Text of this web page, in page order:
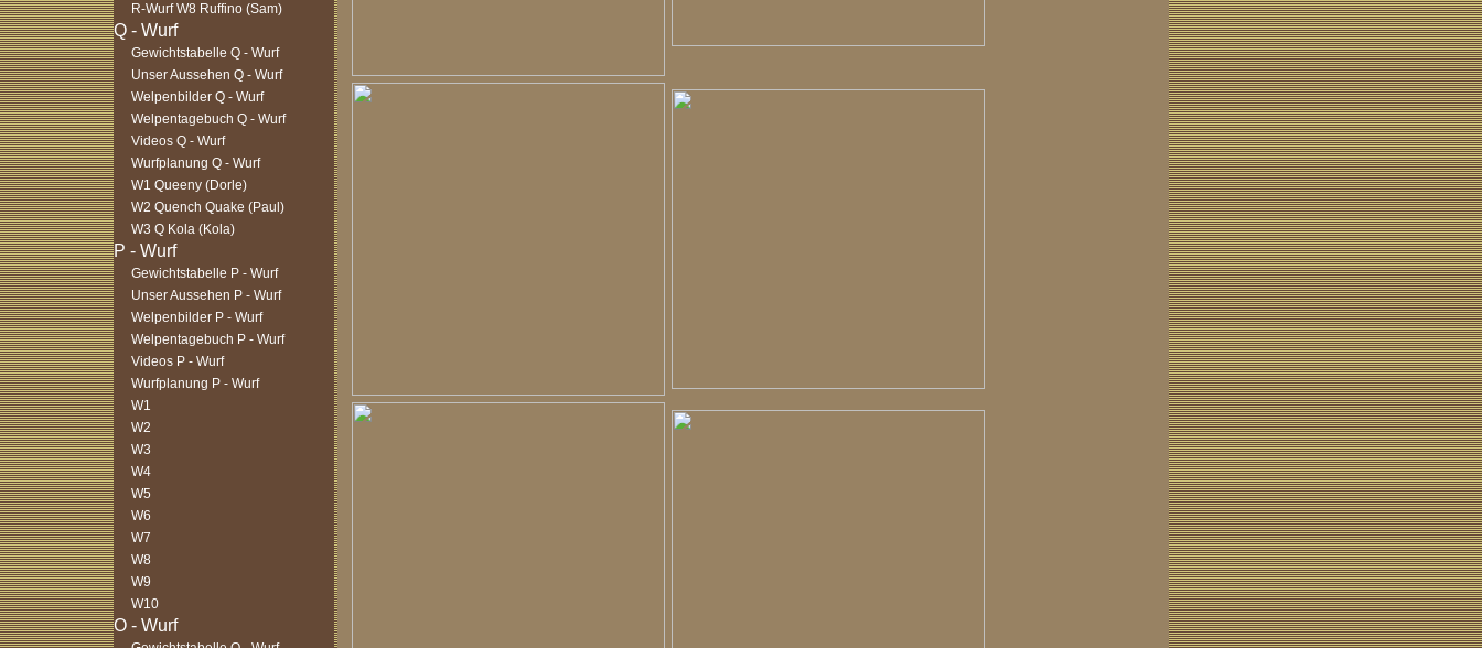
R-Wurf W8 Ruffino (Sam)
Gewichtstabelle Q - Wurf
Unser Aussehen Q - Wurf
Welpenbilder Q - Wurf
Welpentagebuch Q - Wurf
Videos Q - Wurf
Wurfplanung Q - Wurf
W1 Queeny (Dorle)
W2 Quench Quake (Paul)
W3 Q Kola (Kola)
Gewichtstabelle P - Wurf
Unser Aussehen P - Wurf
Welpenbilder P - Wurf
Welpentagebuch P - Wurf
Videos P - Wurf
Wurfplanung P - Wurf
W1
W2
W3
W4
W5
W6
W7
W8
W9
W10